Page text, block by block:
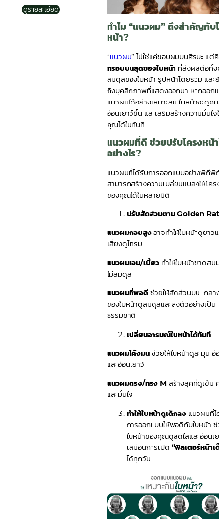
ดูรายละเอียด
ทำไม “แนวผม” ถึงสำคัญกับ
หน้า?
“แนวผม” ไม่ใช่แค่ขอบผมบนศีรษะ แต่
กรอบบนสุดของใบหน้า ที่ส่งผลต่อทั้ง
สมดุลของใบหน้า รูปหน้าโดยรวม และ
ถึงบุคลิกภาพที่แสดงออกมา หากออก
แนวผมได้อย่างเหมาะสม ใบหน้าจะดูค
อ่อนเยาว์ขึ้น และเสริมสร้างความมั่นใจ
คุณได้ในทันที
แนวผมที่ดี ช่วยปรับโครงหน้
อย่างไร?
แนวผมที่ได้รับการออกแบบอย่างพิถีพิ
สามารถสร้างความเปลี่ยนแปลงให้โคร
ของคุณได้ในหลายมิติ
ปรับสัดส่วนตาม Golden
แนวผมถอยสูง อาจทำให้ใบหน้าดูยาว
เสี่ยงดูโทรม
แนวผมเอน/เบี้ยว ทำให้ใบหน้าขาดสม
ไม่สมดุล
แนวผมที่พอดี ช่วยให้สัดส่วนบน–กลา
ของใบหน้าดูสมดุลและลงตัวอย่างเป็น
ธรรมชาติ
เปลี่ยนอารมณ์ใบหน้าได้ทันที
แนวผมโค้งมน ช่วยให้ใบหน้าดูละมุน อ่
และอ่อนเยาว์
แนวผมตรง/ทรง M สร้างลุคที่ดูเข้ม
และมั่นใจ
ทำให้ใบหน้าดูเด็กลง แนวผมที่ไ
การออกแบบให้พอดีกับใบหน้า ช่
ใบหน้าของคุณดูสดใสและอ่อนเ
เสมือนการเปิด“ฟิลเตอร์หน้าเ
ได้ทุกวัน